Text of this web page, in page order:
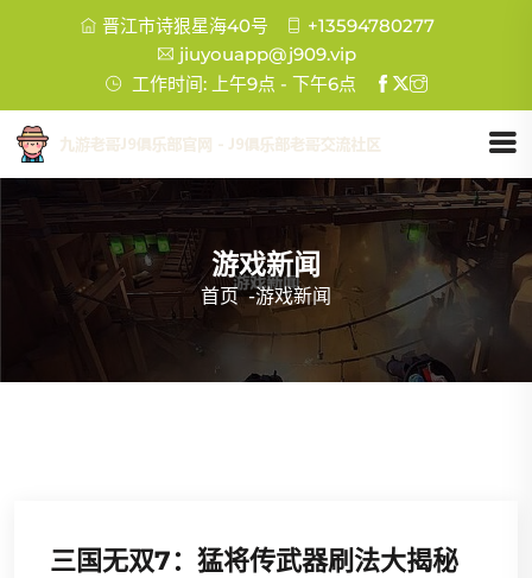
晋江市诗狠星海40号
+13594780277
jiuyouapp@j909.vip
工作时间: 上午9点 - 下午6点
游戏新闻
首页 -游戏新闻
三国无双7：猛将传武器刷法大揭秘